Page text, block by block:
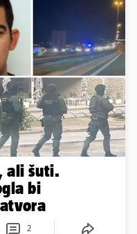
ali šuti.
bi
2